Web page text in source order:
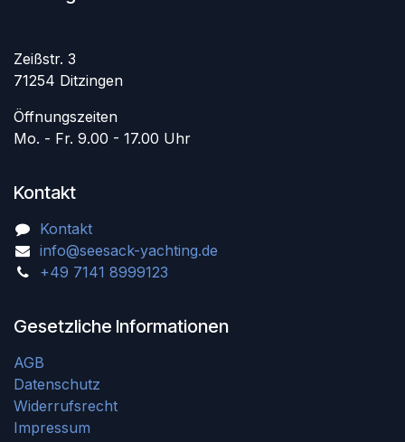
Zeißstr. 3
71254 Ditzingen
Öffnungszeiten
Mo. - Fr. 9.00 - 17.00 Uhr
Kontakt
Kontakt
info@seesack-yachting.de
+49 7141 8999123
Gesetzliche Informationen
AGB
Datenschutz
Widerrufsrecht
Impressum